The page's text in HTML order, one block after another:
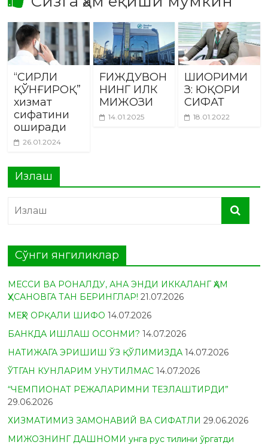
“СИРЛИ
ҚЎНҒИРОҚ”
хизмат
сифатини
оширади
26.01.2024
FИЖДУВОН
НИНГ ИЛК
МИЖОЗИ
14.01.2025
ШИОРИМИ
З: ЮҚОРИ
СИФАТ
18.01.2022
Излаш
Сўнги янгиликлар
МЕССИ ВА РОНАЛДУ, АНА ЭНДИ ИККАЛАНГ ҲАМ
ҲУСАНОВГА ТАН БЕРИНГЛАР! 21.07.2026
МЕҲР ОРҚАЛИ ШИФО 14.07.2026
БАНКДА ИШЛАШ ОСОНМИ? 14.07.2026
НАТИЖАГА ЭРИШИШ ЎЗ ҚЎЛИМИЗДА 14.07.2026
ЎТГАН КУНЛАРИМ УНУТИЛМАС 14.07.2026
“ЧЕМПИОНАТ РЕЖАЛАРИМНИ ТЕЗЛАШТИРДИ”
29.06.2026
ХИЗМАТИМИЗ ЗАМОНАВИЙ ВА СИФАТЛИ 29.06.2026
МИЖОЗНИНГ ДАШНОМИ унга рус тилини ўргатди